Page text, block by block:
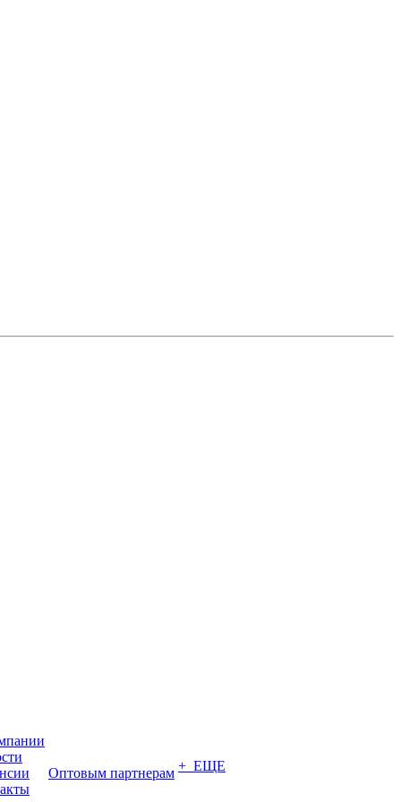
Оптовым партнерам + ЕЩЕ